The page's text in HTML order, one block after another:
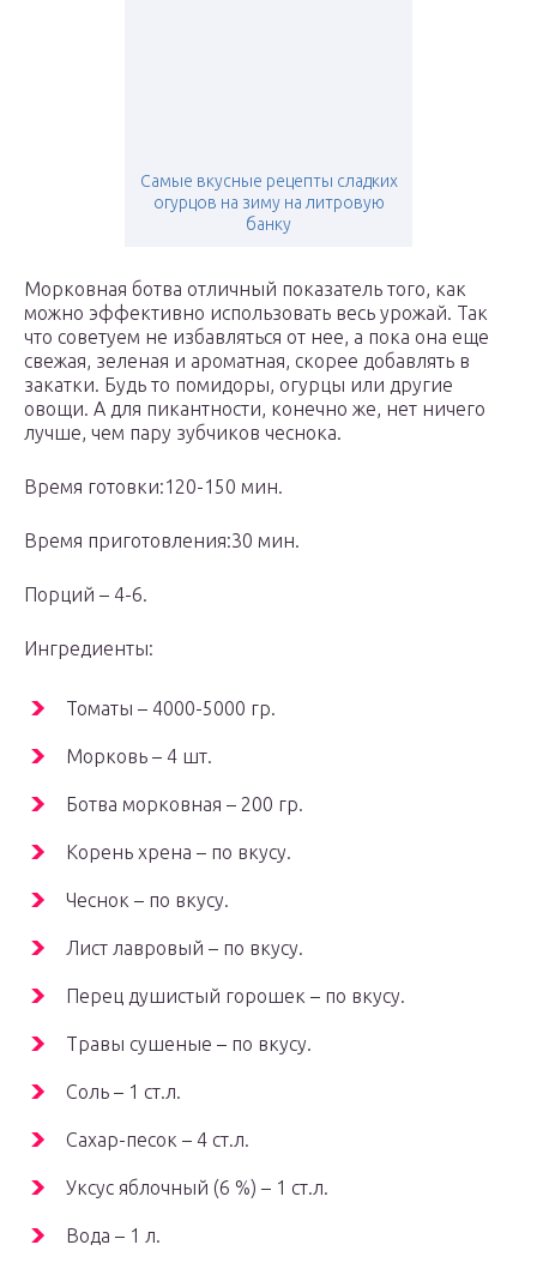
Самые вкусные рецепты сладких
огурцов на зиму на литровую
банку
Морковная ботва отличный показатель того, как
можно эффективно использовать весь урожай. Так
что советуем не избавляться от нее, а пока она еще
свежая, зеленая и ароматная, скорее добавлять в
закатки. Будь то помидоры, огурцы или другие
овощи. А для пикантности, конечно же, нет ничего
лучше, чем пару зубчиков чеснока.
Время готовки:120-150 мин.
Время приготовления:30 мин.
Порций – 4-6.
Ингредиенты:
Томаты – 4000-5000 гр.
Морковь – 4 шт.
Ботва морковная – 200 гр.
Корень хрена – по вкусу.
Чеснок – по вкусу.
Лист лавровый – по вкусу.
Перец душистый горошек – по вкусу.
Травы сушеные – по вкусу.
Соль – 1 ст.л.
Сахар-песок – 4 ст.л.
Уксус яблочный (6 %) – 1 ст.л.
Вода – 1 л.